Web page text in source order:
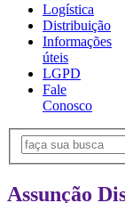
Logística
Distribuição
Informações
úteis
LGPD
Fale
Conosco
Assunção